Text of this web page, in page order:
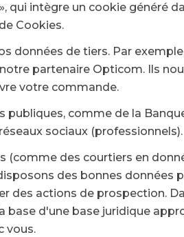
qui intègre un cookie généré
Cookies.
données de tiers. Par
partenaire Opticom. Ils
votre commande.
comme de la
sociaux (professionnels).
(comme des courtiers en
des bonnes
des actions de prospection.
d'une base juridique
vous.